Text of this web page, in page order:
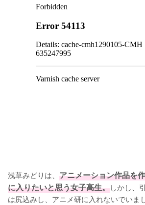
浅草みどりは、 アニメーション作品を
に入りたいと思う女子高生。しかし、
は尻込みし、アニメ研に入れないでいまし